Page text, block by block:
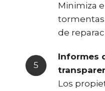
Minimiza
tormentas
de
Informes
Los